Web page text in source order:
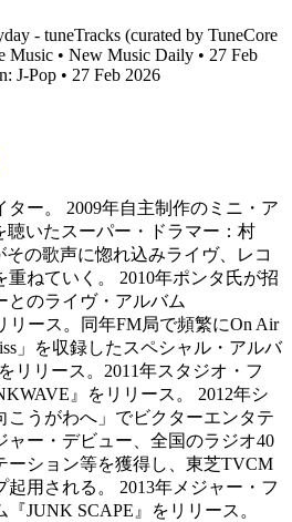
- tuneTracks (curated by TuneCore
Music • New Music Daily • 27 Feb
J-Pop • 27 Feb 2026
ター。 2009年自主制作のミニ・ア
聴いたスーパー・ドラマー：村
その歌声に惚れ込みライヴ、レコ
重ねていく。 2010年ポンタ氏が招
とのライヴ・アルバム
リース。同年FM局で頻繁にOn Air
」を収録したスペシャル・アルバ
リリース。2011年スタジオ・フ
』をリリース。 2012年シ
こうがわへ」でビクターエンタテ
ャー・デビュー、全国のラジオ40
ーション等を獲得し、東芝TVCM
起用される。 2013年メジャー・フ
JUNK SCAPE』をリリース。